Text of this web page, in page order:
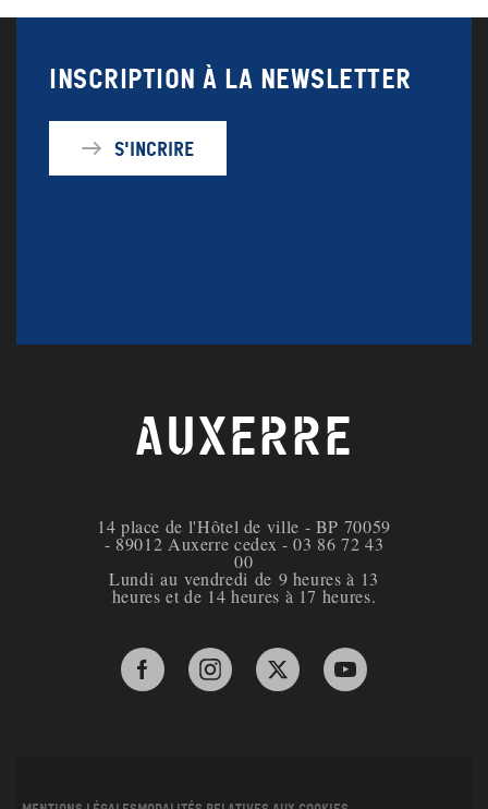
Inscription à la newsletter
S'incrire
AUXERRE
14 place de l'Hôtel de ville - BP 70059
- 89012 Auxerre cedex - 03 86 72 43
00
Lundi au vendredi de 9 heures à 13
heures et de 14 heures à 17 heures.
Facebook de la ville d'Auxerre
Instagram de la ville d'Auxerre
X de la ville d'Auxerre
YouTube de la ville